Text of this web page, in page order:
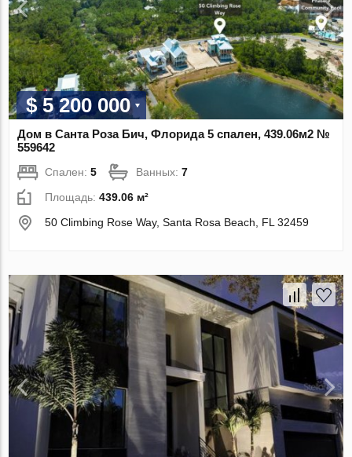
$ 5 200 000
Дом в Санта Роза Бич, Флорида 5 спален, 439.06м2 №
559642
Спален:5 Ванных:7
Площадь:439.06 м²
50 Climbing Rose Way, Santa Rosa Beach, FL 32459